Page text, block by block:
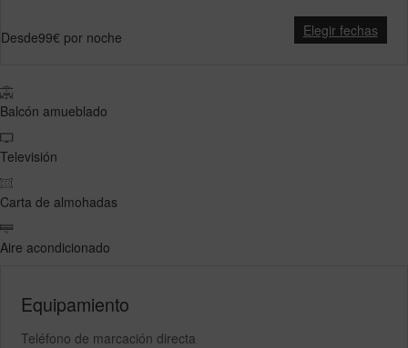
Elegir fechas
Desde99€ por noche
Balcón amueblado
Televisión
Carta de almohadas
Aire acondicionado
Equipamiento
Teléfono de marcación directa